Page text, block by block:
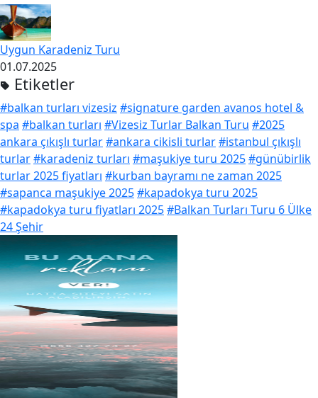
Uygun Karadeniz Turu
01.07.2025
Etiketler
#balkan turları vizesiz #signature garden avanos hotel &
spa #balkan turları #Vizesiz Turlar Balkan Turu #2025
ankara çıkışlı turlar#ankara cikisli turlar#istanbul çıkışlı
turlar#karadeniz turları #maşukiye turu 2025#günübirlik
turlar 2025 fiyatları #kurban bayramı ne zaman 2025
#sapanca maşukiye 2025#kapadokya turu 2025
#kapadokya turu fiyatları 2025#Balkan Turları Turu 6 Ülke
24 Şehir